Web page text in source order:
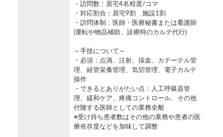
・訪問数：居宅4名程度/コマ
・対応割合：居宅9割 施設1割
・訪問体制：医師・医療秘書または看護師
(運転や物品補助、診療時のカルテ代行)
～手技について～
・必須：点滴、注射、採血、カテーテル管
理、経管栄養管理、気切管理、電子カルテ
操作
・できるとありがたい点：人工呼吸器管
理、緩和ケア、疼痛コントロール、その他
付随する医師としての業務全般
※受け持ち患者数はその他の業務や患者の医
療依存度などを加味して調整